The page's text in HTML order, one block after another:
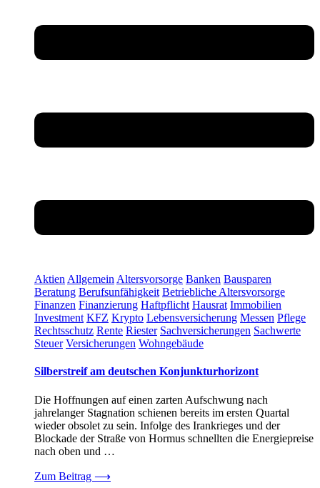
Aktien Allgemein Altersvorsorge Banken Bausparen
Beratung Berufsunfähigkeit Betriebliche Altersvorsorge
Finanzen Finanzierung Haftpflicht Hausrat Immobilien
Investment KFZ Krypto Lebensversicherung Messen Pflege
Rechtsschutz Rente Riester Sachversicherungen Sachwerte
Steuer Versicherungen Wohngebäude
Silberstreif am deutschen Konjunkturhorizont
Die Hoffnungen auf einen zarten Aufschwung nach
jahrelanger Stagnation schienen bereits im ersten Quartal
wieder obsolet zu sein. Infolge des Irankrieges und der
Blockade der Straße von Hormus schnellten die Energiepreise
nach oben und …
Zum Beitrag ⟶